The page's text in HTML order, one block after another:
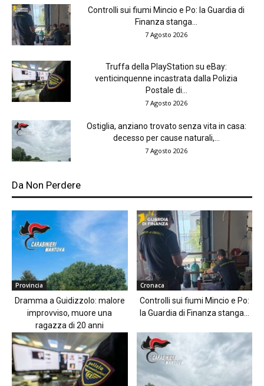
Controlli sui fiumi Mincio e Po: la Guardia di
Finanza stanga...
7 Agosto 2026
Truffa della PlayStation su eBay:
venticinquenne incastrata dalla Polizia
Postale di...
7 Agosto 2026
Ostiglia, anziano trovato senza vita in casa:
decesso per cause naturali,...
7 Agosto 2026
Da Non Perdere
Provincia
Dramma a Guidizzolo: malore
improvviso, muore una
ragazza di 20 anni
Cronaca
Controlli sui fiumi Mincio e Po:
la Guardia di Finanza stanga...